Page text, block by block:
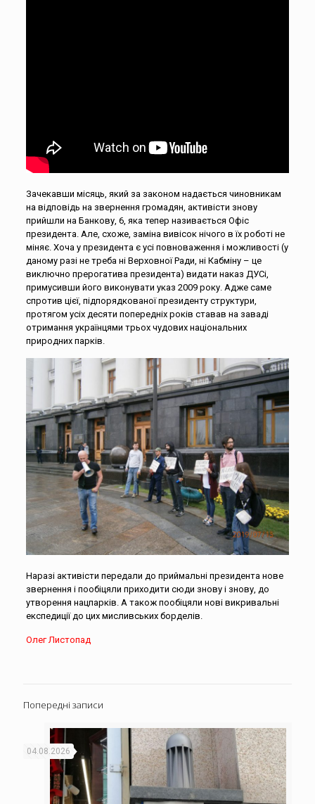
Зачекавши місяць, який за законом надається чиновникам
на відповідь на звернення громадян, активісти знову
прийшли на Банкову, 6, яка тепер називається Офіс
президента. Але, схоже, заміна вивісок нічого в їх роботі не
міняє. Хоча у президента є усі повноваження і можливості (у
даному разі не треба ні Верховної Ради, ні Кабміну – це
виключно прерогатива президента) видати наказ ДУСі,
примусивши його виконувати указ 2009 року. Адже саме
спротив цієї, підпорядкованої президенту структури,
протягом усіх десяти попередніх років ставав на заваді
отримання українцями трьох чудових національних
природних парків.
Наразі активісти передали до приймальні президента нове
звернення і пообіцяли приходити сюди знову і знову, до
утворення нацпарків. А також пообіцяли нові викривальні
експедиції до цих мисливських борделів.
Олег Листопад
Попередні записи
04.08.2026